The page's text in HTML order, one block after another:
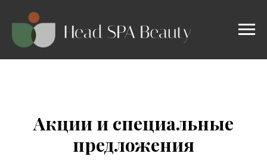
Акции и специальные
предложения